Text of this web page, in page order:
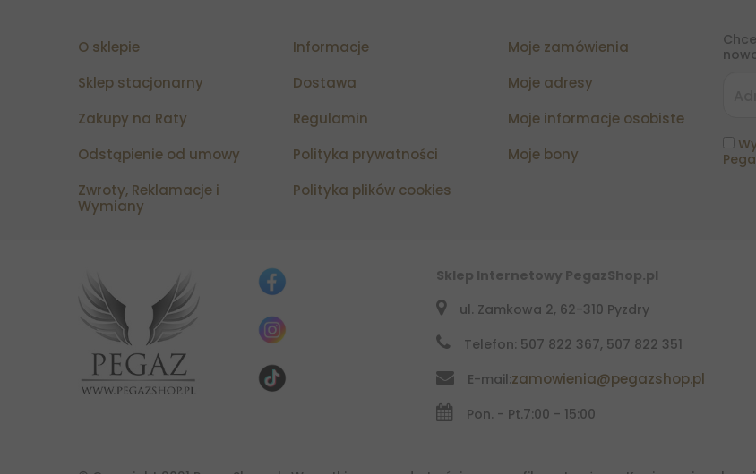
O sklepie
Sklep stacjonarny
Zakupy na Raty
Odstąpienie od umowy
Zwroty, Reklamacje i
Wymiany
Informacje
Dostawa
Regulamin
Polityka prywatności
Polityka plików cookies
Moje zamówienia
Moje adresy
Moje informacje osobiste
Moje bony
Sklep Internetowy PegazShop.pl
ul. Zamkowa 2, 62-310 Pyzdry
Telefon: 507 822 367, 507 822 351
E-mail:zamowienia@pegazshop.pl
Pon. - Pt.7:00 - 15:00